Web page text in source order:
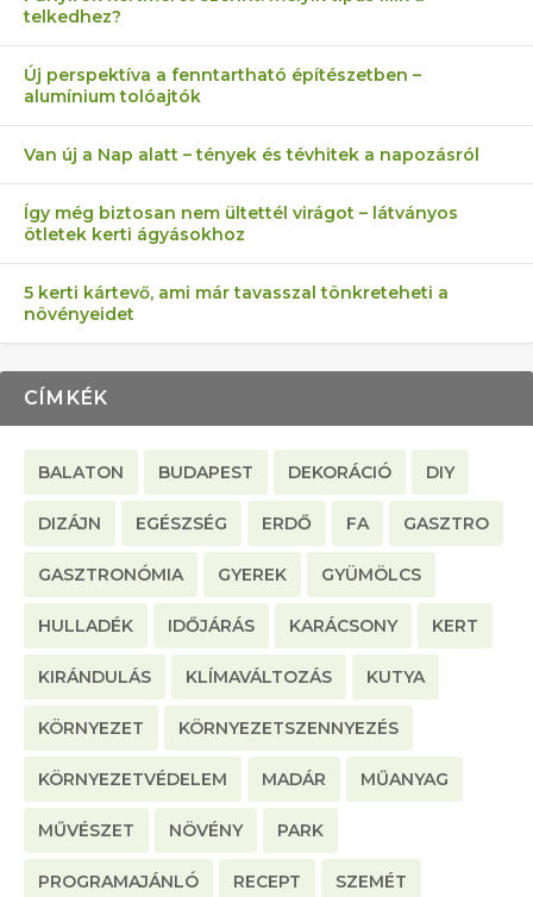
AZ ÖNELLÁTÁS 13 PONTJA
KEZDŐKNEK
6 LEGJOBB NÖVÉNY SZOMSZÉD
ELLEN
FÉLREÉRTETT KERTÉSZKEDÉS:
TÉRKŐ ÉS MURVA
AKI ELDOBÁLJA A CIGICSIKKEKET,
AZ EGY KÖ…
MÁRPEDIG A TŰZIJÁTÉK NEM MENŐ!
telkedhez?
Új perspektíva a fenntartható építészetben –
alumínium tolóajtók
Van új a Nap alatt – tények és tévhitek a napozásról
Így még biztosan nem ültettél virágot – látványos
ötletek kerti ágyásokhoz
5 kerti kártevő, ami már tavasszal tönkreteheti a
növényeidet
CÍMKÉK
BALATON BUDAPEST DEKORÁCIÓ DIY
DIZÁJN EGÉSZSÉG ERDŐ FA GASZTRO
GASZTRONÓMIA GYEREK GYÜMÖLCS
HULLADÉK IDŐJÁRÁS KARÁCSONY KERT
KIRÁNDULÁS KLÍMAVÁLTOZÁS KUTYA
KÖRNYEZET KÖRNYEZETSZENNYEZÉS
KÖRNYEZETVÉDELEM MADÁR MŰANYAG
MŰVÉSZET NÖVÉNY PARK
PROGRAMAJÁNLÓ RECEPT SZEMÉT